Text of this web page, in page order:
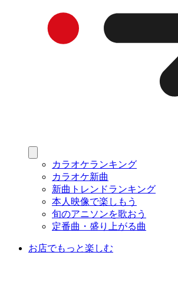
カラオケランキング
カラオケ新曲
新曲トレンドランキング
本人映像で楽しもう
旬のアニソンを歌おう
定番曲・盛り上がる曲
お店でもっと楽しむ